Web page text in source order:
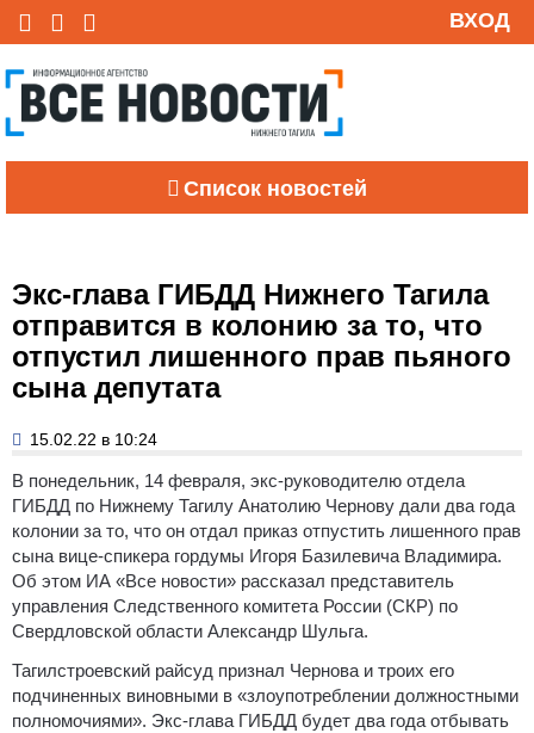
ВХОД
Список новостей
Экс-глава ГИБДД Нижнего Тагила
отправится в колонию за то, что
отпустил лишенного прав пьяного
сына депутата
15.02.22 в 10:24
В понедельник, 14 февраля, экс-руководителю отдела
ГИБДД по Нижнему Тагилу Анатолию Чернову дали два года
колонии за то, что он отдал приказ отпустить лишенного прав
сына вице-спикера гордумы Игоря Базилевича Владимира.
Об этом ИА «Все новости» рассказал представитель
управления Следственного комитета России (СКР) по
Свердловской области Александр Шульга.
Тагилстроевский райсуд признал Чернова и троих его
подчиненных виновными в «злоупотреблении должностными
полномочиями». Экс-глава ГИБДД будет два года отбывать